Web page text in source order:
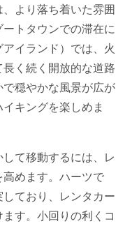
より落ち着いた雰囲
トタウンでの滞在に
イランド）では、火
く続く開放的な道路
穏やかな風景が広が
キングを楽しめま
て移動するには、レ
めます。ハーツで
ており、レンタカー
す。小回りの利くコ